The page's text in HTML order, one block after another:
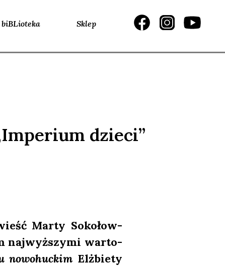
biBLioteka Sklep
dzieci”
Mar­ty Soko­łow­
naj­wyż­szy­mi war­to­
nowo­huc­kim Elż­bie­ty